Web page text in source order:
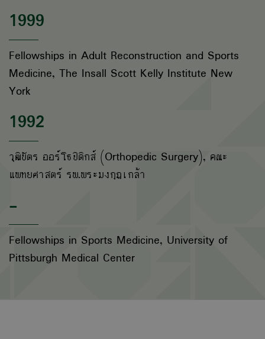
1999
Fellowships in Adult Reconstruction and Sports
Medicine, The Insall Scott Kelly Institute New
York
1992
วุฒิบัตร ออร์โธปิดิกส์ (Orthopedic Surgery), คณะ
แพทยศาสตร์ รพ.พระมงกุฎเกล้า
-
Fellowships in Sports Medicine, University of
Pittsburgh Medical Center